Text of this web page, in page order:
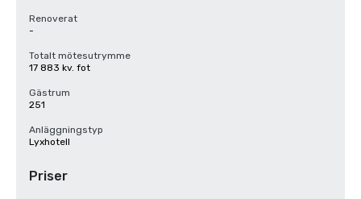
Renoverat
-
Totalt mötesutrymme
17 883 kv. fot
Gästrum
251
Anläggningstyp
Lyxhotell
Priser